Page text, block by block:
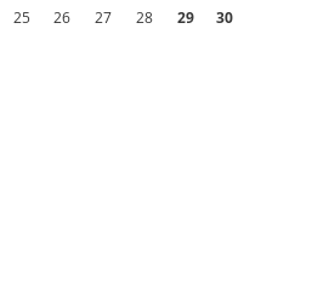
25 26 27 28 29
30